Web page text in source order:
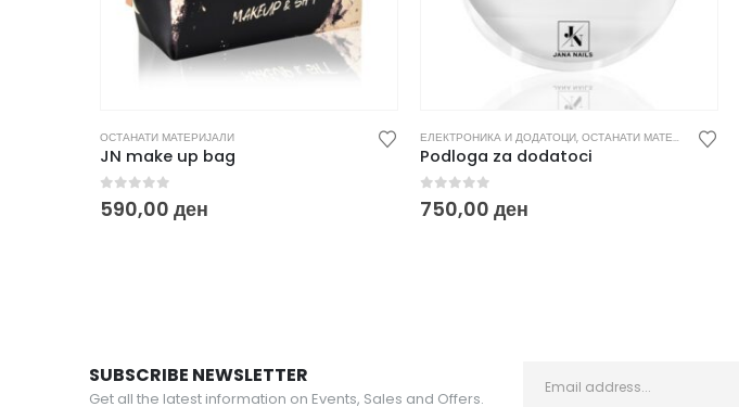
ОСТАНАТИ МАТЕРИЈАЛИ
JN make up bag
0out of 5
590,00 ден
ЕЛЕКТРОНИКА И ДОДАТОЦИ, ОСТАНАТИ МАТЕРИЈАЛИ
Podloga za dodatoci
0out of 5
750,00 ден
SUBSCRIBE NEWSLETTER
Get all the latest information on Events, Sales and Offers.